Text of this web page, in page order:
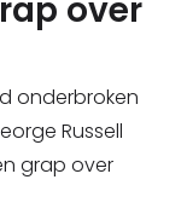
over
onderbroken
Russell
grap over